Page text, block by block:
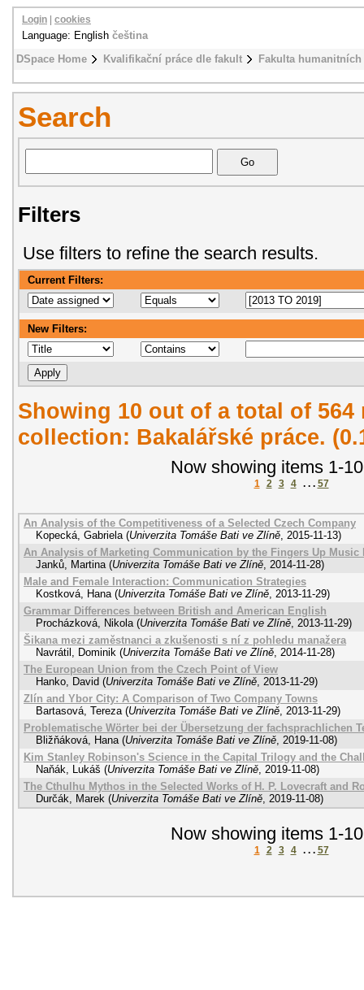
DSpace Home Kvalifikační práce dle fakult Fakulta
Login cookies
Language: English čeština
Search
Filters
Use filters to refine the search results.
Current Filters:
New Filters:
Showing 10 out of a total of
collection: Bakalářské práce.
Now showing items 1-
1 2 3 4 . . . 57
An Analysis of the Competitiveness of a Selected Czech Company
Kopecká, Gabriela (Univerzita Tomáše Bati ve Zlíně 2015-11-13)
An Analysis of Marketing Communication by the Fingers Up Music
Janků, Martina (Univerzita Tomáše Bati ve Zlíně 2014-11-28)
Male and Female Interaction: Communication Strategies
Kostková, Hana (Univerzita Tomáše Bati ve Zlíně 2013-11-29)
Grammar Differences between British and American English
Procházková, Nikola (Univerzita Tomáše Bati ve Zlíně 2013-11-29)
Šikana mezi zaměstnanci a zkušenosti s ní z pohledu manažera
Navrátil, Dominik (Univerzita Tomáše Bati ve Zlíně 2014-11-28)
The European Union from the Czech Point of View
Hanko, David (Univerzita Tomáše Bati ve Zlíně 2013-11-29)
Zlín and Ybor City: A Comparison of Two Company Towns
Bartasová, Tereza (Univerzita Tomáše Bati ve Zlíně 2013-11-29)
Problematische Wörter bei der Übersetzung der fachsprachlichen
Bližňáková, Hana (Univerzita Tomáše Bati ve Zlíně 2019-11-08)
Kim Stanley Robinson's Science in the Capital Trilogy and the
Naňák, Lukáš (Univerzita Tomáše Bati ve Zlíně 2019-11-08)
The Cthulhu Mythos in the Selected Works of H. P. Lovecraft and
Durčák, Marek (Univerzita Tomáše Bati ve Zlíně 2019-11-08)
Now showing items 1-
1 2 3 4 . . . 57